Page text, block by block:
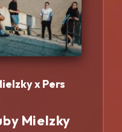
x Pers
Mielzky